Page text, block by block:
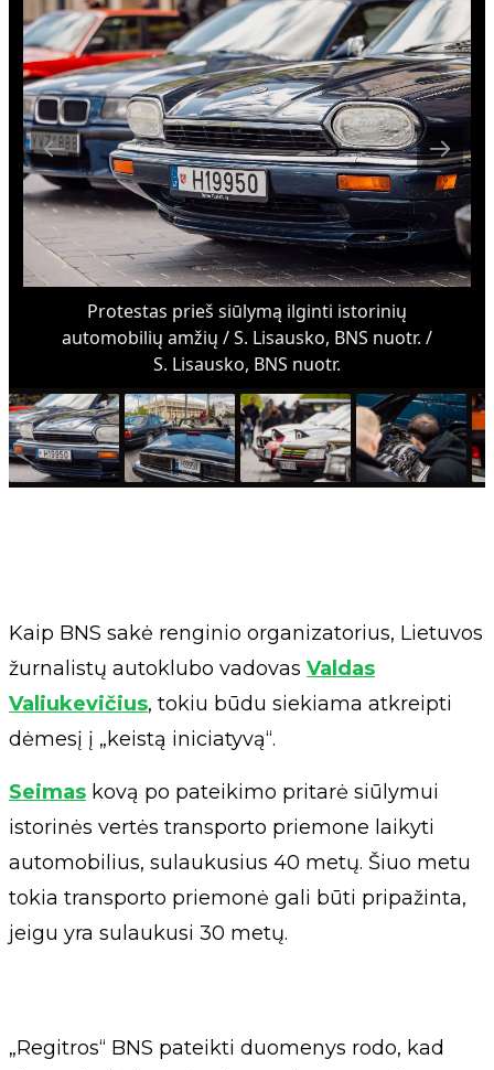
Protestas prieš siūlymą ilginti istorinių
automobilių amžių / S. Lisausko, BNS nuotr. /
S. Lisausko, BNS nuotr.
Kaip BNS sakė renginio organizatorius, Lietuvos
žurnalistų autoklubo vadovas Valdas
Valiukevičius, tokiu būdu siekiama atkreipti
dėmesį į „keistą iniciatyvą“.
Seimas kovą po pateikimo pritarė siūlymui
istorinės vertės transporto priemone laikyti
automobilius, sulaukusius 40 metų. Šiuo metu
tokia transporto priemonė gali būti pripažinta,
jeigu yra sulaukusi 30 metų.
„Regitros“ BNS pateikti duomenys rodo, kad